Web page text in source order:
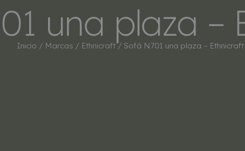
una plaza –
Inicio / Marcas / Ethnicraft/ Sofá N701 una plaza – Ethnicraft